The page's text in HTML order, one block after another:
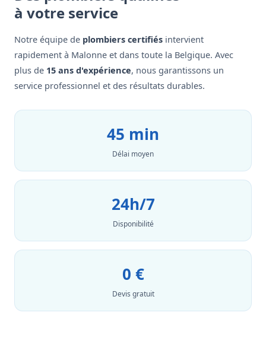
à votre service
Notre équipe de plombiers certifiés intervient
rapidement à Malonne et dans toute la Belgique. Avec
plus de 15 ans d'expérience, nous garantissons un
service professionnel et des résultats durables.
45 min
Délai moyen
24h/7
Disponibilité
0 €
Devis gratuit